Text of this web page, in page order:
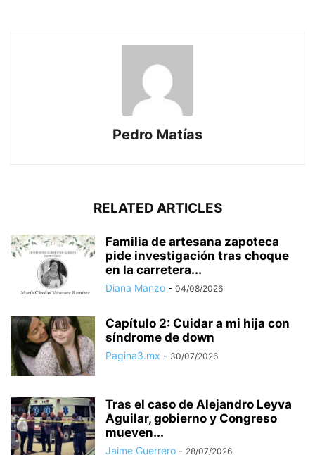
Pedro Matías
RELATED ARTICLES
Familia de artesana zapoteca
pide investigación tras choque
en la carretera...
Diana Manzo - 04/08/2026
Capítulo 2: Cuidar a mi hija con
síndrome de down
Pagina3.mx - 30/07/2026
Tras el caso de Alejandro Leyva
Aguilar, gobierno y Congreso
mueven...
Jaime Guerrero - 28/07/2026